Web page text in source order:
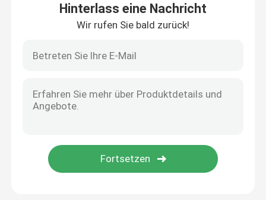
Festflüssigkeitstrennzeichen
Wasserbehandlungs-Füller
Membran-Bioreaktor
Statischer Mischer
Hinterlass eine Nachricht
Wir rufen Sie bald zurück!